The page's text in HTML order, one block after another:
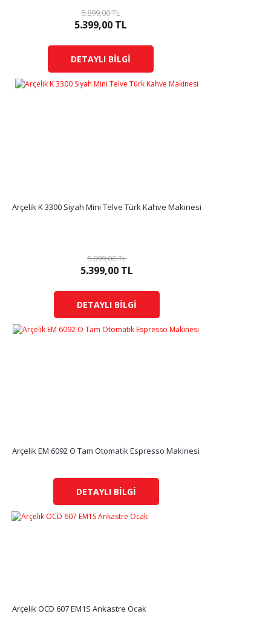
5.899,00 TL
5.399,00 TL
DETAYLI BİLGİ
Arçelik K 3300 Siyah Mini Telve Türk Kahve Makinesi
5.899,00 TL
5.399,00 TL
DETAYLI BİLGİ
Arçelik EM 6092 O Tam Otomatik Espresso Makinesi
DETAYLI BİLGİ
Arçelik OCD 607 EM1S Ankastre Ocak